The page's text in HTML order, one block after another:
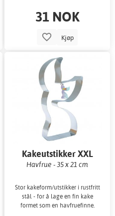
31 NOK
Kjøp
Kakeutstikker XXL
Havfrue - 35 x 21 cm
Stor kakeform/utstikker i rustfritt
stål - for å lage en fin kake
formet som en havfruefinne.